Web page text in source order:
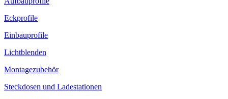
Eckprofile
Einbauprofile
Lichtblenden
Montagezubehör
Steckdosen und Ladestationen